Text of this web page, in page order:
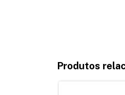
Produtos